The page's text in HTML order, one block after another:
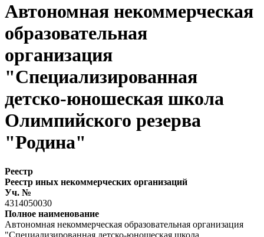
Автономная некоммерческая
образовательная
организация
"Специализированная
детско-юношеская школа
Олимпийского резерва
"Родина"
Реестр
Реестр иных некоммерческих организаций
Уч. №
4314050030
Полное наименование
Автономная некоммерческая образовательная организация
"Специализированная детско-юношеская школа